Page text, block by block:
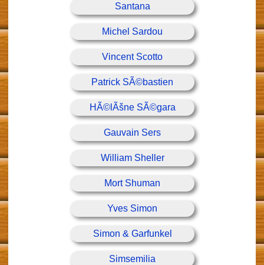
Santana
Michel Sardou
Vincent Scotto
Patrick SÃ©bastien
HÃ©lÃšne SÃ©gara
Gauvain Sers
William Sheller
Mort Shuman
Yves Simon
Simon & Garfunkel
Simsemilia